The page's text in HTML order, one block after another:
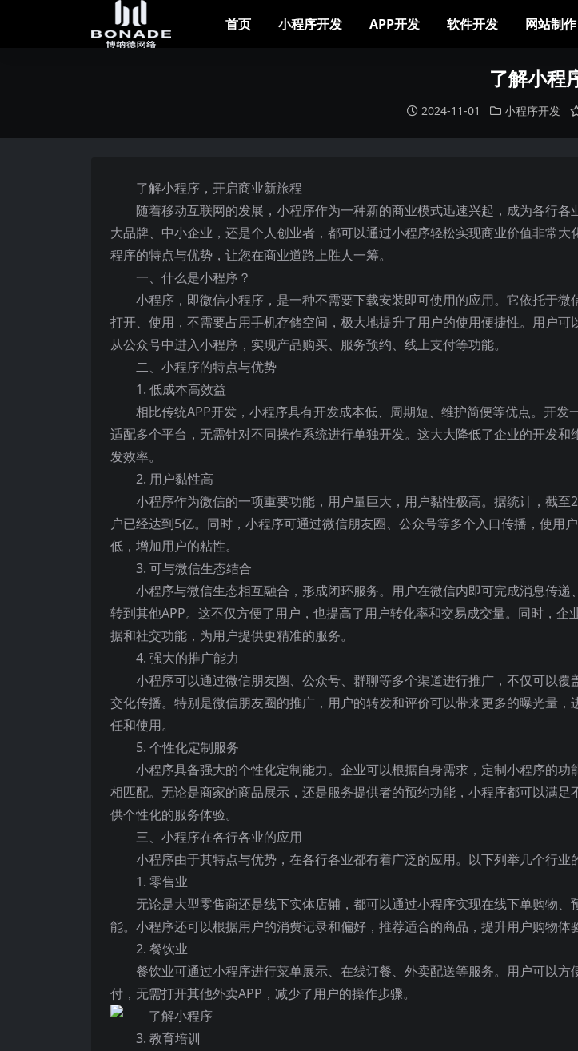
首页 小程序开发 APP开发 软件开发 网站制作
了解小程
2024-11-01 小程序开发
了解小程序，开启商业新旅程
随着移动互联网的发展，小程序作为一种新的商业模式迅速兴起，成为各行各
大品牌、中小企业，还是个人创业者，都可以通过小程序轻松实现商业价值非常大
程序的特点与优势，让您在商业道路上胜人一筹。
一、什么是小程序？
小程序，即微信小程序，是一种不需要下载安装即可使用的应用。它依托于微
打开、使用，不需要占用手机存储空间，极大地提升了用户的使用便捷性。用户可
从公众号中进入小程序，实现产品购买、服务预约、线上支付等功能。
二、小程序的特点与优势
1. 低成本高效益
相比传统APP开发，小程序具有开发成本低、周期短、维护简便等优点。开发
适配多个平台，无需针对不同操作系统进行单独开发。这大大降低了企业的开发和
发效率。
2. 用户黏性高
小程序作为微信的一项重要功能，用户量巨大，用户黏性极高。据统计，截至
户已经达到5亿。同时，小程序可通过微信朋友圈、公众号等多个入口传播，使用
低，增加用户的粘性。
3. 可与微信生态结合
小程序与微信生态相互融合，形成闭环服务。用户在微信内即可完成消息传递
转到其他APP。这不仅方便了用户，也提高了用户转化率和交易成交量。同时，企
据和社交功能，为用户提供更精准的服务。
4. 强大的推广能力
小程序可以通过微信朋友圈、公众号、群聊等多个渠道进行推广，不仅可以覆
交化传播。特别是微信朋友圈的推广，用户的转发和评价可以带来更多的曝光量，
任和使用。
5. 个性化定制服务
小程序具备强大的个性化定制能力。企业可以根据自身需求，定制小程序的功
相匹配。无论是商家的商品展示，还是服务提供者的预约功能，小程序都可以满足
供个性化的服务体验。
三、小程序在各行各业的应用
小程序由于其特点与优势，在各行各业都有着广泛的应用。以下列举几个行业
1. 零售业
无论是大型零售商还是线下实体店铺，都可以通过小程序实现在线下单购物、
能。小程序还可以根据用户的消费记录和偏好，推荐适合的商品，提升用户购物体
2. 餐饮业
餐饮业可通过小程序进行菜单展示、在线订餐、外卖配送等服务。用户可以方
付，无需打开其他外卖APP，减少了用户的操作步骤。
3. 教育培训